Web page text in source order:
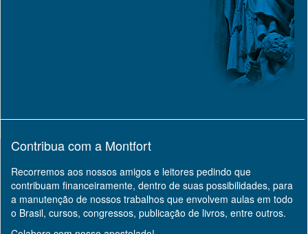
Contribua com a Montfort
Recorremos aos nossos amigos e leitores pedindo que
contribuam financeiramente, dentro de suas possibilidades, para
a manutenção de nossos trabalhos que envolvem aulas em todo
o Brasil, cursos, congressos, publicação de livros, entre outros.